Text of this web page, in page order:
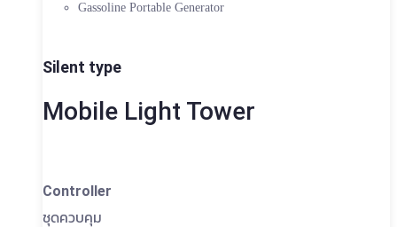
Gassoline Portable Generator
Silent type
Mobile Light Tower
Controller
ชุดควบคุม